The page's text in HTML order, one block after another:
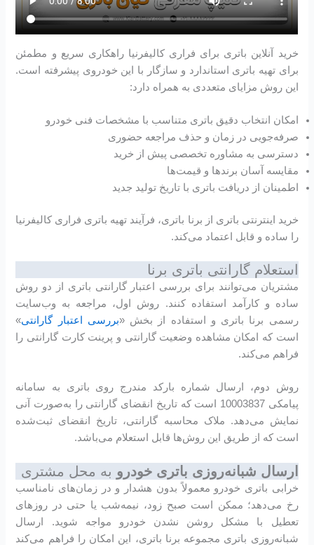
خرید آنلاین باتری برای فراری کالیفرنیا راهکاری سریع و مطمئن
برای تهیه باتری استاندارد و سازگار با این خودروی پیشرفته است.
این روش مزایای متعددی به همراه دارد:
امکان انتخاب دقیق باتری متناسب با مشخصات فنی خودرو
صرفه‌جویی در زمان و حذف مراجعه حضوری
دسترسی به مشاوره تخصصی پیش از خرید
مقایسه آسان برندها و قیمت‌ها
اطمینان از دریافت باتری با تاریخ تولید جدید
خرید اینترنتی باتری از برنا باتری، فرآیند تهیه باتری فراری کالیفرنیا
را ساده و قابل اعتماد می‌کند.
استعلام گارانتی باتری برنا
مشتریان می‌توانند برای بررسی اعتبار گارانتی باتری از دو روش
ساده و کارآمد استفاده کنند. روش اول، مراجعه به وب‌سایت
رسمی برنا باتری و استفاده از بخش «بررسی اعتبار گارانتی»
است که امکان مشاهده وضعیت گارانتی و پرینت کارت گارانتی را
فراهم می‌کند.
روش دوم، ارسال شماره بارکد مندرج روی باتری به سامانه
پیامکی 10003837 است که تاریخ انقضای گارانتی را به‌صورت آنی
نمایش می‌دهد. ملاک محاسبه گارانتی، تاریخ انقضای ثبت‌شده
است که از طریق این روش‌ها قابل استعلام می‌باشد.
ارسال شبانه‌روزی باتری خودرو به محل مشتری
خرابی باتری خودرو معمولاً بدون هشدار و در زمان‌های نامناسب
رخ می‌دهد؛ ممکن است صبح زود، نیمه‌شب یا حتی در روزهای
تعطیل با مشکل روشن نشدن خودرو مواجه شوید. ارسال
شبانه‌روزی باتری مجموعه برنا باتری، این امکان را فراهم می‌کند